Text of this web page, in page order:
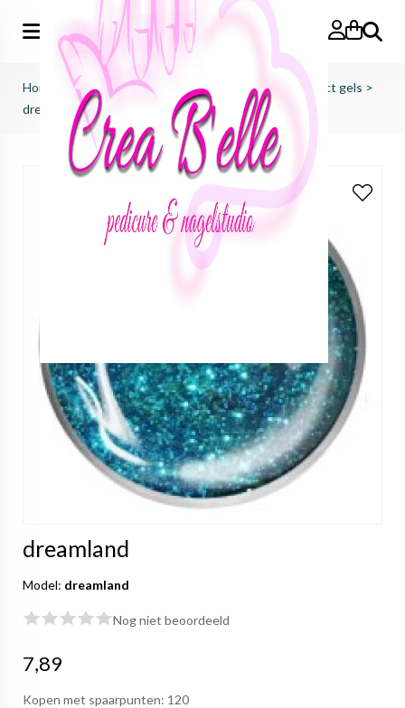
Zoeken
Home just nails (importeur benelux) colorgels effect gels >
dreamland
dreamland
Model: dreamland
Nog niet beoordeeld
7,89
Kopen met spaarpunten: 120